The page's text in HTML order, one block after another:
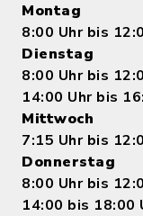
Montag
8:00 Uhr bis
Dienstag
8:00 Uhr bis
14:00 Uhr bis
Mittwoch
7:15 Uhr bis
Donnerstag
8:00 Uhr bis
14:00 bis 18:00